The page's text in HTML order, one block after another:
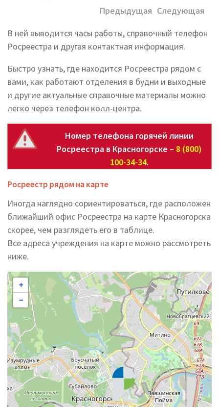
Предыдущая Следующая
В ней выводится часы работы, справочный телефон
Росреестра и другая контактная информация.
Быстро узнать, где находится Росреестра рядом с
вами, как работают отделения в будни и выходные
и другие актуальные справочные материалы можно
легко через телефон колл-центра.
Номер телефона горячей линии
Росреестра в Красногорске – 8 (800)
100-34-34.
Росреестр рядом на карте
Иногда наглядно сориентироваться, где расположен
ближайший офис Росреестра на карте Красногорска
скорее, чем разглядеть его в таблице.
Все адреса учреждения на карте можно рассмотреть
ниже.
+
−